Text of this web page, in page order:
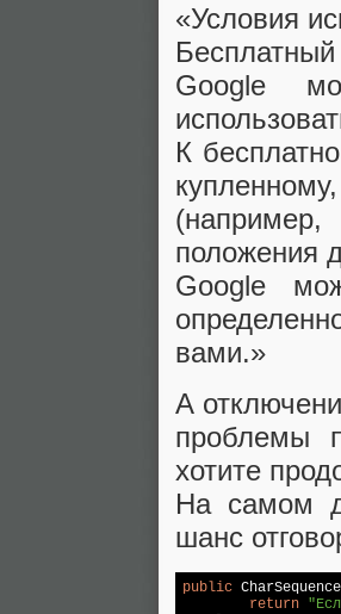
«Условия
Бесплатный
Google
К
положения
Google
вами.»
А
проблемы
хотите
На самом
шанс
public
return